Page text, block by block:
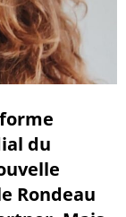
du
Rondeau